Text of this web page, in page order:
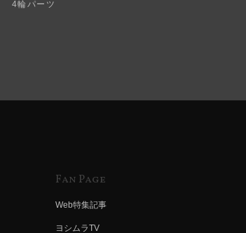
4輪パーツ
Fan Page
Web特集記事
ヨシムラTV